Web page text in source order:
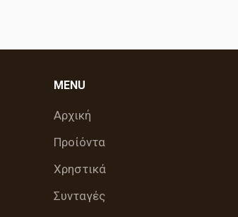
MENU
Αρχική
Προίόντα
Χρηστικά
Συνταγές